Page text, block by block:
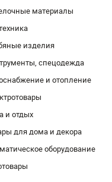
материалы
изделия
спецодежда
и отопление
и отдых
для дома и декора
оборудование